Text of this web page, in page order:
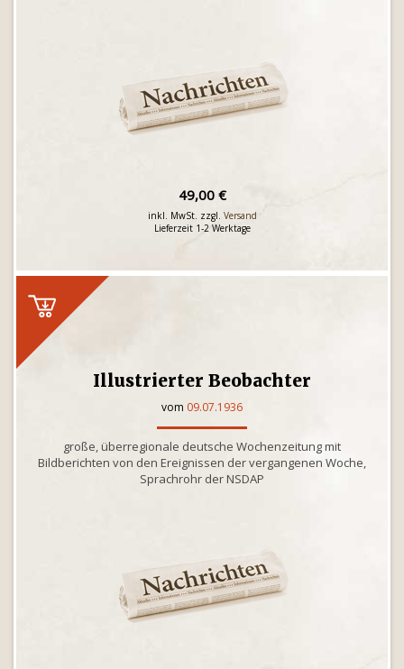
49,00 €
inkl. MwSt. zzgl. Versand
Lieferzeit 1-2 Werktage
Illustrierter Beobachter
vom 09.07.1936
große, überregionale deutsche Wochenzeitung mit
Bildberichten von den Ereignissen der vergangenen Woche,
Sprachrohr der NSDAP